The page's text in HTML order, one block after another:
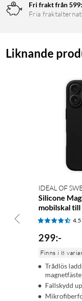
Fri frakt från
Fria
Liknande
IDEAL OF
Silicone
mobilskal till
4.5
299:-
Finns i 8
Trådlös
magnetfäste
Fallskydd